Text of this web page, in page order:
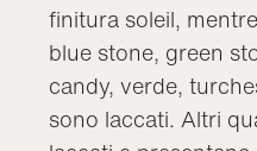
finitura soleil,
blue stone, green
candy, verde,
sono laccati. Altri